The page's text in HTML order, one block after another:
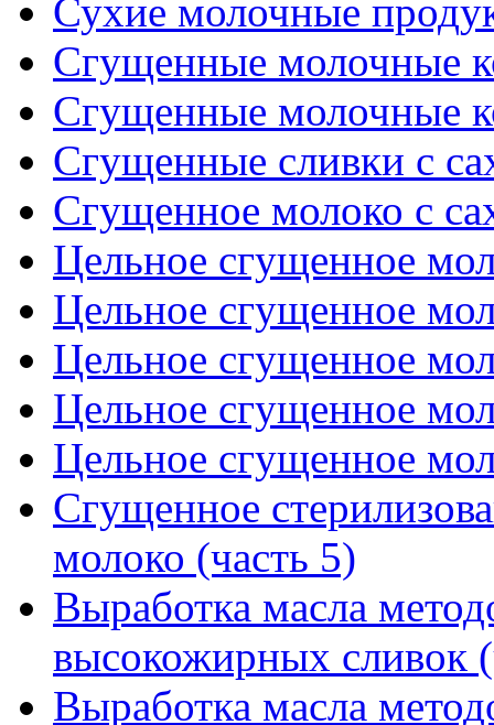
Сухие молочные
Сгущенные молочные
Сгущенные молочные
Сгущенные сливки с
Сгущенное молоко с
Цельное сгущенное
Цельное сгущенное
Цельное сгущенное
Цельное сгущенное
Цельное сгущенное
Сгущенное
молоко (часть 5)
Выработка масла
высокожирных сливок
Выработка масла